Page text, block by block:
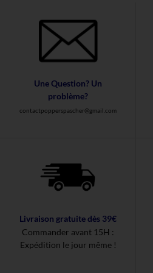
Une Question? Un
problème?
contactpopperspascher@gmail.com
Livraison gratuite dès 39€
Commander avant 15H :
Expédition le jour même !